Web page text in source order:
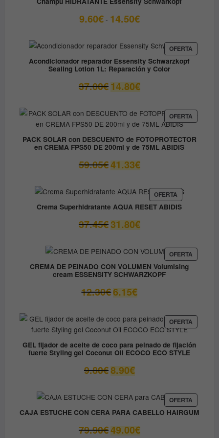
OFERTA
9.60€ - 14.50€Rango
desde
9.60€
hasta
14.50€
OFERTA
EN
Acondicionador reparador Essensity Schwarzkopf
Sealing Lotion 1L: Reparación y Color
37.00€ El
precio
era:
37.00€.
14.80€El
precio
es:
14.80€.
OFERTA
EN
PACK SOLAR con DESCUENTO de FOTOPROTECTOR
en CREMA FPS50 DE 200ml y de 75ML ABIDIS
59.05€ El
precio
era:
59.05€.
41.33€El
precio
es:
41.33€.
OFERTAPRODUCTO
EN
OFERTA
Crema Superhidratante AQUA RESET ABIDIS
37.45€ El
precio
era:
37.45€.
31.80€El
precio
es:
31.80€.
OFERTA
EN
CREMA DE PEINADO CON VOLUMEN Volumising
cream ESSENSITY SCHWARZKOPF
12.30€El
precio
era:
12.30€.
6.15€El
precio
es:
6.15€.
OFERTA
EN
GEL fijador de aceite de coco para peinado de fijación
fuerte Styling gel Coconut Oil ECOCO ECO STYLE
9.80€ El
precio
era:
9.80€.
8.90€El
precio
es:
8.90€.
OFERTA
EN
OFERTA
CAJA ESTUCHE CON CERA PARA CABELLO HAIRGUM
79.90€ El
49.00€El